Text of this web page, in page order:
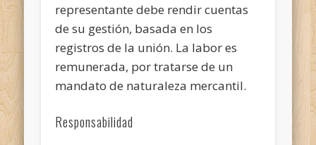
representante debe rendir cuentas
de su gestión, basada en los
registros de la unión. La labor es
remunerada, por tratarse de un
mandato de naturaleza mercantil.
Responsabilidad